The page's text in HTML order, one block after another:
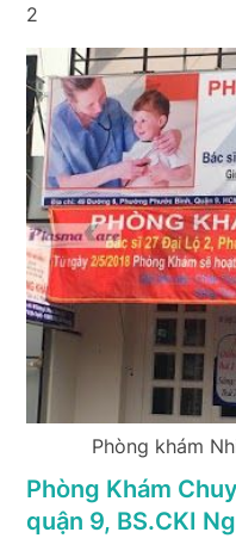
2
Phòng khám
Phòng Khám
quận 9, BS.CKI